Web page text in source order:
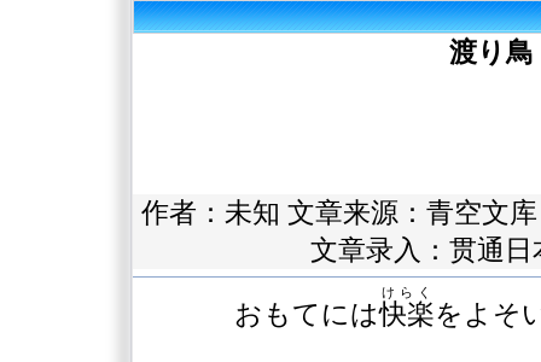
渡り
作者：未知 文章来源： 青空文库
文章录入：贯通
おもてには快楽
けらく
をよそ